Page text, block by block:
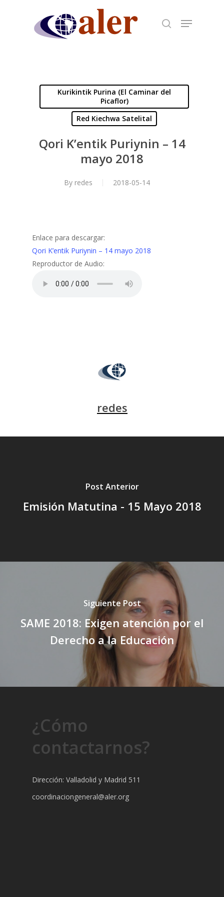
Kurikintik Purina (El Caminar del
Picaflor)
Red Kiechwa Satelital
Qori K’entik Puriynin – 14
mayo 2018
By redes 2018-05-14
Enlace para descargar:
Qori K’entik Puriynin – 14 mayo 2018
Reproductor de Audio:
redes
Post Anterior
Emisión Matutina - 15 Mayo 2018
Siguiente Post
SAME 2018: Exigen atención por el
Derecho a la Educación
¿Cómo
contactarnos?
Dirección: Valladolid y Madrid 511
coordinaciongeneral@aler.org